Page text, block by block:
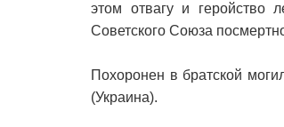
этом отвагу и геройство
Советского Союза
Похоронен в братской
(Украина).